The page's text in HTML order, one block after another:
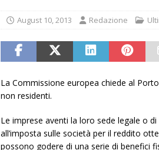
August 10, 2013 Redazione
La Commissione europea chiede al
non residenti.
Le imprese aventi la loro sede legale o
all’imposta sulle società per il reddito
possono godere di una serie di benefici